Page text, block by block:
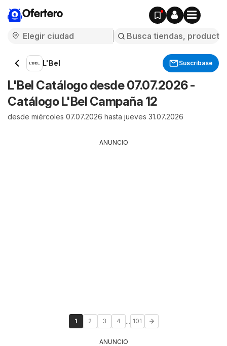
Ofertero
L'Bel Suscríbase
L'Bel Catálogo desde 07.07.2026 -
Catálogo L'Bel Campaña 12
desde miércoles 07.07.2026 hasta jueves 31.07.2026
ANUNCIO
1 2 3 4 ... 101
ANUNCIO